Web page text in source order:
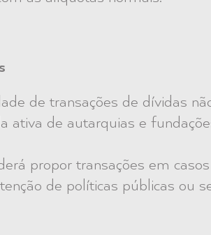
de transações de dívidas
ativa de autarquias e
propor transações em
de políticas públicas ou